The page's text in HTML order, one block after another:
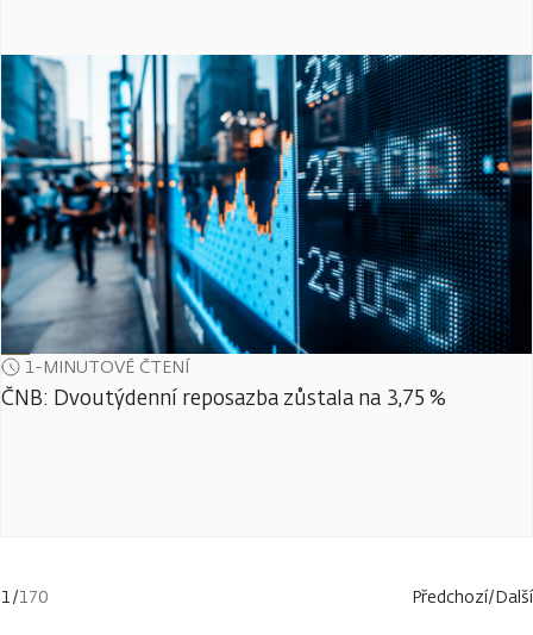
1-MINUTOVÉ ČTENÍ
ČNB: Dvoutýdenní reposazba zůstala na 3,75 %
1/170 Předchozí/Další